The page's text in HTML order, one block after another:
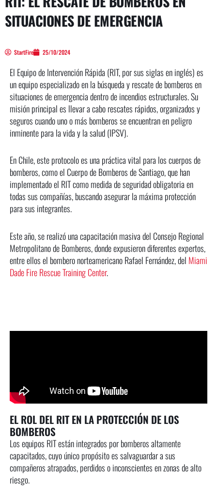
SITUACIONES DE EMERGENCIA
StartFire 25/10/2024
El Equipo de Intervención Rápida (RIT, por sus siglas en inglés) es
un equipo especializado en la búsqueda y rescate de bomberos en
situaciones de emergencia dentro de incendios estructurales. Su
misión principal es llevar a cabo rescates rápidos, organizados y
seguros cuando uno o más bomberos se encuentran en peligro
inminente para la vida y la salud (IPSV).
En Chile, este protocolo es una práctica vital para los cuerpos de
bomberos, como el Cuerpo de Bomberos de Santiago, que han
implementado el RIT como medida de seguridad obligatoria en
todas sus compañías, buscando asegurar la máxima protección
para sus integrantes.
Este año, se realizó una capacitación masiva del Consejo Regional
Metropolitano de Bomberos, donde expusieron diferentes expertos,
entre ellos el bombero norteamericano Rafael Fernández, del Miami
Dade Fire Rescue Training Center.
EL ROL DEL RIT EN LA PROTECCIÓN DE LOS
BOMBEROS
Los equipos RIT están integrados por bomberos altamente
capacitados, cuyo único propósito es salvaguardar a sus
compañeros atrapados, perdidos o inconscientes en zonas de alto
riesgo.